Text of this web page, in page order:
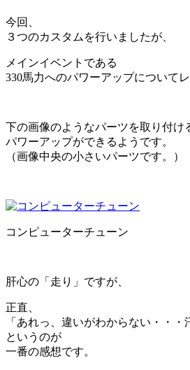
今回、
３つのカスタムを行いましたが、
メインイベントである
330馬力へのパワーアップについてレ
下の画像のようなパーツを取り付け
パワーアップができるようです。
（画像中央の小さいパーツです。）
コンピューターチューン
肝心の「走り」ですが、
正直、
「あれっ、違いがわからない・・・
というのが
一番の感想です。